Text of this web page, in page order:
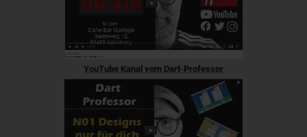
YouTube Kanal vom Dart-Professor